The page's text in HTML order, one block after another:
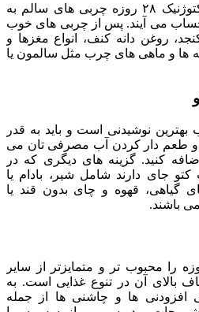
فراموش نکنید که در رژیم کتوژنیک ۲۸ روزه چربی های سالم به
می آیند. پس از چربی های خوب
روغن دانه کنف، انواع مغزها و
ها و ماهی های چرب مثل سالمون یا
۲۸ روزه آب بهترین نوشیدنی است و باید به قدر
و طعم دار کردن آب مصرفی تان می
کنید. گزینه های دیگری که در
جای دارند شامل شیر، بادام یا
گیاهی، قهوه و چای بدون قند یا
باشند.
که رژیم کتوژنیک ۲۸ روزه را محبوب تر و متمایزتر از سایر
بالای آن در تنوع غذایی است. به
افزودنی ها و چاشنی ها از جمله